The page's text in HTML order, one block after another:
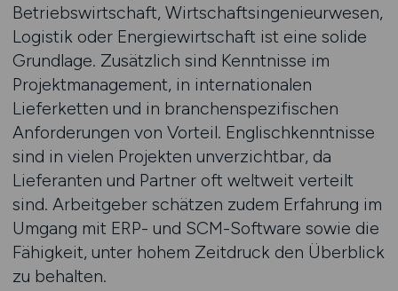
Betriebswirtschaft, Wirtschaftsingenieurwesen,
Logistik oder Energiewirtschaft ist eine solide
Grundlage. Zusätzlich sind Kenntnisse im
Projektmanagement, in internationalen
Lieferketten und in branchenspezifischen
Anforderungen von Vorteil. Englischkenntnisse
sind in vielen Projekten unverzichtbar, da
Lieferanten und Partner oft weltweit verteilt
sind. Arbeitgeber schätzen zudem Erfahrung im
Umgang mit ERP- und SCM-Software sowie die
Fähigkeit, unter hohem Zeitdruck den Überblick
zu behalten.